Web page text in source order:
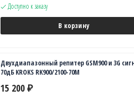
Доступно к заказу
В корзину
Двухдиапазонный репитер GSM900 и 3G
70дБ KROKS RK900/2100-70M
15 200 ₽